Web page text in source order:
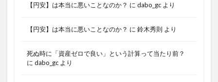
【円安】は本当に悪いことなのか？ に dabo_gc より
【円安】は本当に悪いことなのか？ に 鈴木秀則 より
死ぬ時に「資産ゼロで良い」という計算って当たり前？
に dabo_gc より